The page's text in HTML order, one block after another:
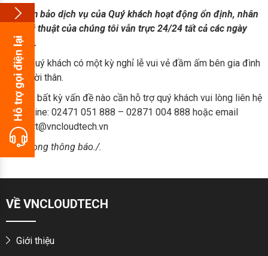
Để đảm bảo dịch vụ của Quý khách hoạt động ổn định, nhân
viên kỹ thuật của chúng tôi vẫn trực 24/24 tất cả các ngày
nghỉ lễ.
Chúc Quý khách có một kỳ nghỉ lễ vui vẻ đầm ấm bên gia đình
và người thân.
Nếu có bất kỳ vấn đề nào cần hỗ trợ quý khách vui lòng liên hệ
số hotline: 02471 051 888 – 02871 004 888 hoặc email
support@vncloudtech.vn
Trân trọng thông báo./.
VỀ VNCLOUDTECH
Giới thiệu